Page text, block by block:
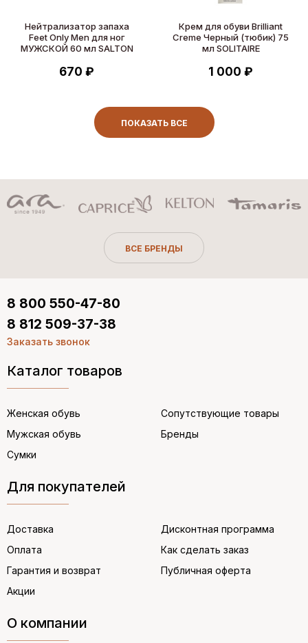
Нейтрализатор запаха
Feet Only Men для ног
МУЖСКОЙ 60 мл SALTON
670 ₽
Крем для обуви Brilliant
Creme Черный (тюбик) 75
мл SOLITAIRE
1 000 ₽
ПОКАЗАТЬ ВСЕ
ВСЕ БРЕНДЫ
Каталог товаров
Женская обувь
Мужская обувь
Сумки
Сопутствующие товары
Бренды
Для покупателей
Доставка
Оплата
Гарантия и возврат
Акции
Дисконтная программа
Как сделать заказ
Публичная оферта
О компании
8 800 550-47-80
8 812 509-37-38
Заказать звонок